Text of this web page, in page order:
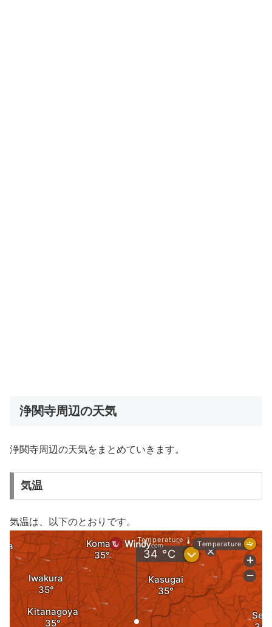
浄関寺周辺の天気
浄関寺周辺の天気をまとめていきます。
気温
気温は、以下のとおりです。